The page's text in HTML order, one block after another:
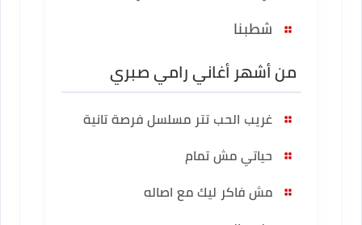
شطبنا
من أشهر أغاني رامي صبري
غريب الحب تتر مسلسل فرصة تانية
حياتي مش تمام
مش فاكر ليك مع اصاله